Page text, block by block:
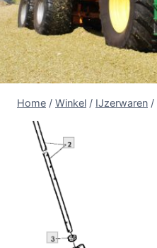
Home / Winkel / IJzerwaren /